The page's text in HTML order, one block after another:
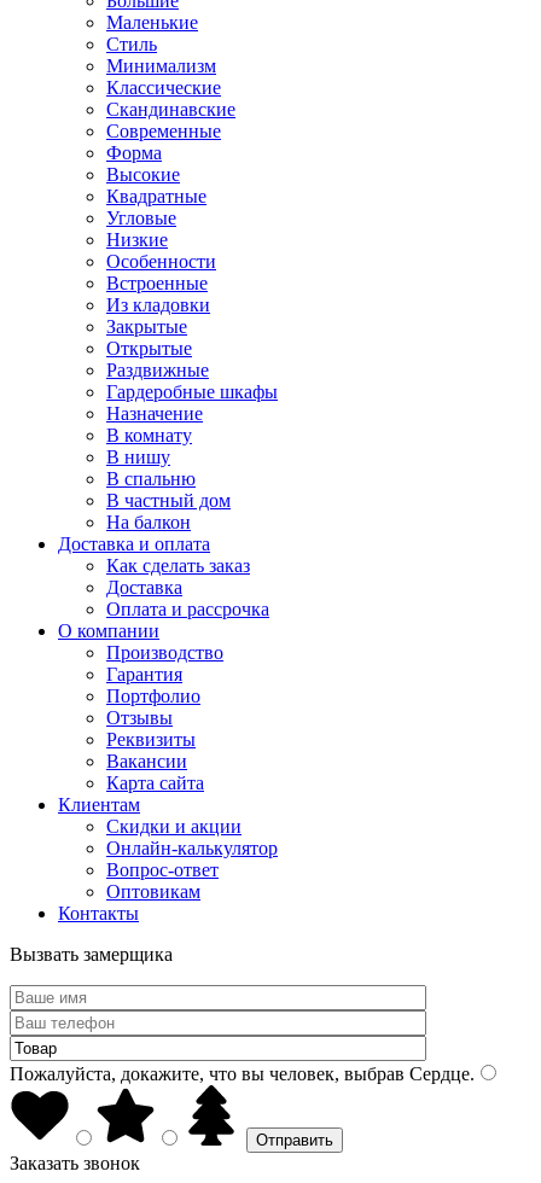
Маленькие
Стиль
Минимализм
Классические
Скандинавские
Современные
Форма
Высокие
Квадратные
Угловые
Низкие
Особенности
Встроенные
Из кладовки
Закрытые
Открытые
Раздвижные
Гардеробные шкафы
Назначение
В комнату
В нишу
В спальню
В частный дом
На балкон
Доставка и оплата
Как сделать заказ
Доставка
Оплата и рассрочка
О компании
Производство
Гарантия
Портфолио
Отзывы
Реквизиты
Вакансии
Карта сайта
Клиентам
Скидки и акции
Онлайн-калькулятор
Вопрос-ответ
Оптовикам
Контакты
Вызвать замерщика
Пожалуйста, докажите, что вы человек, выбрав Сердце.
Заказать звонок